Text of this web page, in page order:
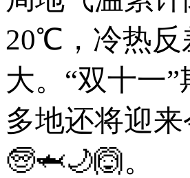
20℃，冷热反
大。“双十一”
多地还将迎
🧓🦈🌙🙆